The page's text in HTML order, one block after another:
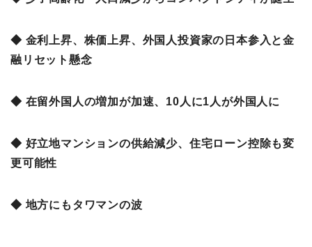
◆ 金利上昇、株価上昇、外国人投資家の日本参入と金
融リセット懸念
◆ 在留外国人の増加が加速、10人に1人が外国人に
◆ 好立地マンションの供給減少、住宅ローン控除も変
更可能性
◆ 地方にもタワマンの波